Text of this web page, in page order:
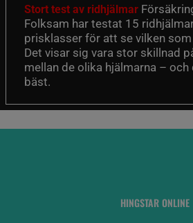
Stort test av ridhjälmar
Folksam har testat 15
prisklasser för att se vilken
Det visar sig vara stor skillnad
mellan de olika hjälmarna –
bäst.
HINGSTAR ONLINE